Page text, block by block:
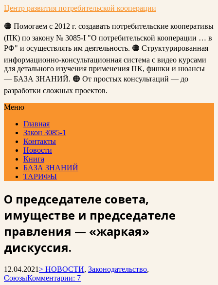
Центр развития потребительской кооперации
🟠 Помогаем с 2012 г. создавать потребительские кооперативы
(ПК) по закону № 3085-I "О потребительской кооперации … в
РФ" и осуществлять им деятельность. 🟠 Структурированная
информационно-консультационная система с видео курсами
для детального изучения применения ПК, фишки и нюансы
— БАЗА ЗНАНИЙ. 🟠 От простых консультаций — до
разработки сложных проектов.
Меню
Главная
Закон 3085-1
Контакты
Новости
Книга
БАЗА ЗНАНИЙ
ТАРИФЫ
О председателе совета,
имуществе и председателе
правления — «жаркая»
дискуссия.
12.04.2021> НОВОСТИ, Законодательство,
СоюзыКомментарии: 7